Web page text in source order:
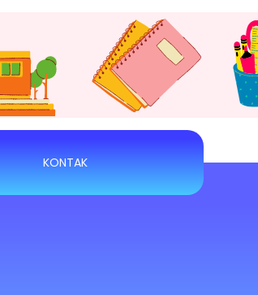
KONTAK